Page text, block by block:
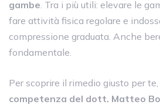
gambe. Tra i più utili: elevare le
fare attività fisica regolare e
compressione graduata. Anche
fondamentale.
Per scoprire il rimedio giusto per te,
competenza del dott. Matteo